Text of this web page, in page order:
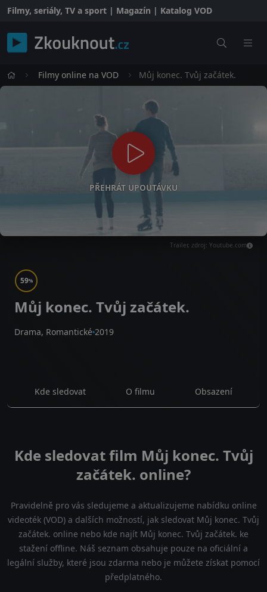
Filmy, seriály, TV a sport | Magazín | Katalog VOD
Filmy online na VOD Můj konec. Tvůj začátek.
PŘEHRÁT UPOUTÁVKU
Trailer, zdroj: Youtube.com
59%
Můj konec. Tvůj začátek.
Drama, Romantické 2019
Kde sledovat O filmu Obsazení
Kde sledovat film Můj konec. Tvůj
začátek. online?
Pravidelně pro vás sledujeme a aktualizujeme nabídku online
videoték (VOD) a dalších možností, jak sledovat Můj konec. Tvůj
začátek. online nebo kde najít Můj konec. Tvůj začátek. ke
stažení offline. Náš seznam obsahuje pouze na oficiální a
legální služby, které jsou zdarma nebo je můžete získat pomocí
předplatného.